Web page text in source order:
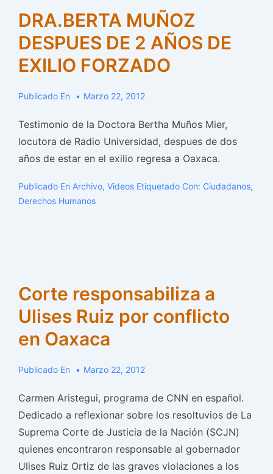
DRA.BERTA MUÑOZ
DESPUES DE 2 AÑOS DE
EXILIO FORZADO
Publicado En Marzo 22, 2012
Testimonio de la Doctora Bertha Muños Mier,
locutora de Radio Universidad, despues de dos
años de estar en el exilio regresa a Oaxaca.
Publicado En Archivo, Videos Etiquetado Con: Ciudadanos,
Derechos Humanos
Corte responsabiliza a
Ulises Ruiz por conflicto
en Oaxaca
Publicado En Marzo 22, 2012
Carmen Aristegui, programa de CNN en español.
Dedicado a reflexionar sobre los resoltuvios de La
Suprema Corte de Justicia de la Nación (SCJN)
quienes encontraron responsable al gobernador
Ulises Ruiz Ortiz de las graves violaciones a los